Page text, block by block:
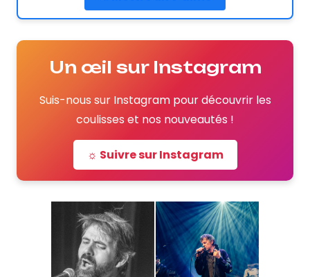
Un œil sur Instagram
Suis-nous sur Instagram pour découvrir les
coulisses et nos nouveautés !
☼ Suivre sur Instagram